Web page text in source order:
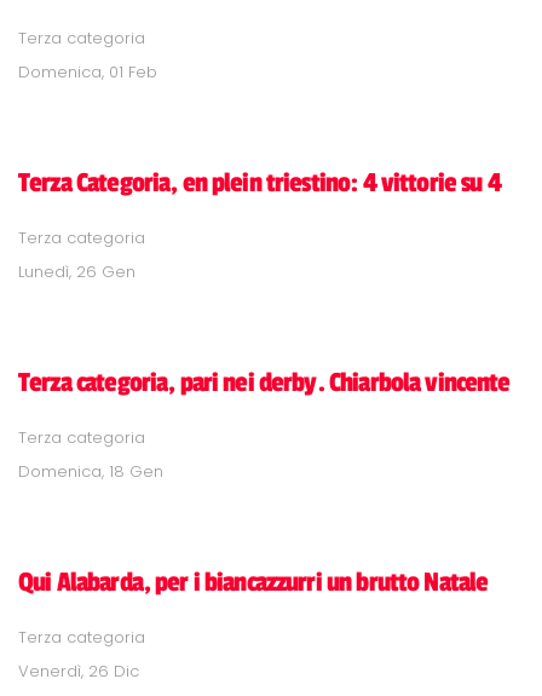
Terza categoria
Domenica, 01 Feb
Terza Categoria, en plein triestino: 4 vittorie su 4
Terza categoria
Lunedì, 26 Gen
Terza categoria, pari nei derby. Chiarbola vincente
Terza categoria
Domenica, 18 Gen
Qui Alabarda, per i biancazzurri un brutto Natale
Terza categoria
Venerdì, 26 Dic